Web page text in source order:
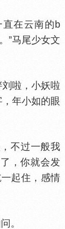
在云南的b
”马尾少女文
啦，小妖啦
年小如的眼
不过一般我
，你就会发
起住，感情
。